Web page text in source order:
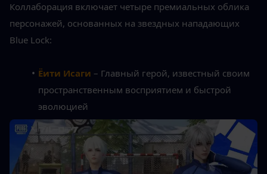
Коллаборация включает четыре премиальных облика
персонажей, основанных на звездных нападающих
Blue Lock:
Ёити Исаги – Главный герой, известный своим
пространственным восприятием и быстрой
эволюцией